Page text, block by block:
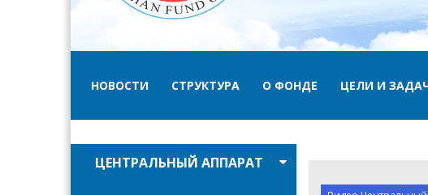
НОВОСТИ СТРУКТУРА О ФОНДЕ ЦЕЛИ И
ЦЕНТРАЛЬНЫЙ АППАРАТ